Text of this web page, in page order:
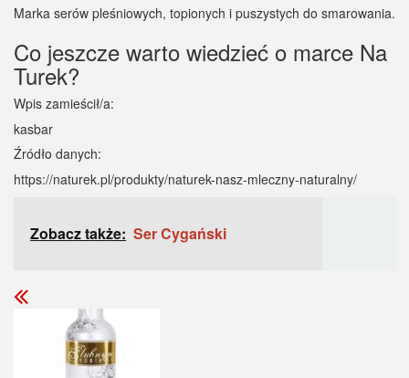
Marka serów pleśniowych, topionych i puszystych do smarowania.
Co jeszcze warto wiedzieć o marce Na
Turek?
Wpis zamieścił/a:
kasbar
Źródło danych:
https://naturek.pl/produkty/naturek-nasz-mleczny-naturalny/
Zobacz także: Ser Cygański